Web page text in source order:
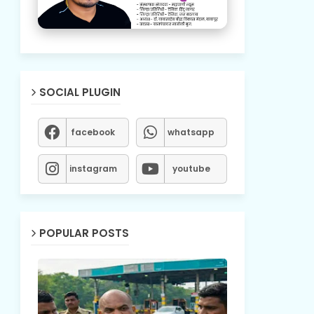
SOCIAL PLUGIN
facebook whatsapp
instagram youtube
POPULAR POSTS